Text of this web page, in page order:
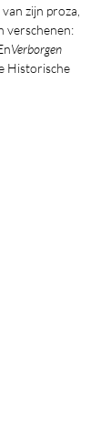
zijn proza,
verschenen:
Verborgen
Historische